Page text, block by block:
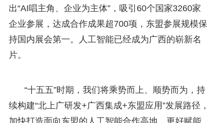
出“AI唱主角、企业为主体”，吸引60个国家3260家
企业参展，达成合作成果超700项，东盟参展规模保
持国内展会第一。人工智能已经成为广西的崭新名
片。
“十五五”时期，我们将乘势而上、顺势而为，持
续构建“北上广研发+广西集成+东盟应用”发展路径，
加快打造面向东盟的人工智能合作高地，更好赋能